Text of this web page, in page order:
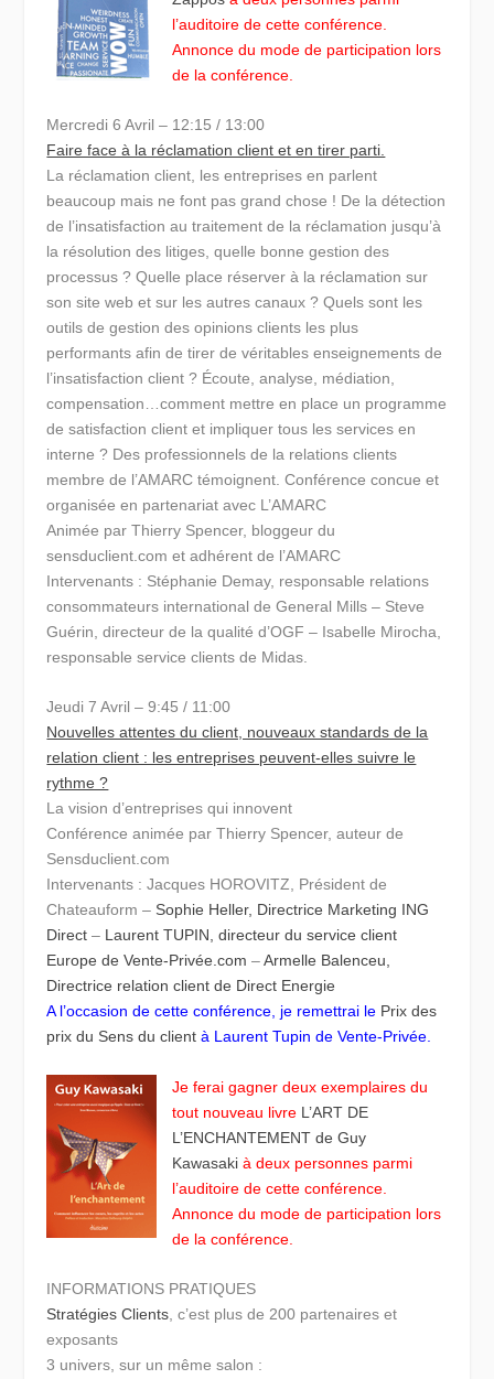
l’auditoire de cette conférence.
Annonce du mode de participation lors
de la conférence.
Mercredi 6 Avril – 12:15 / 13:00
Faire face à la réclamation client et en tirer parti.
La réclamation client, les entreprises en parlent
beaucoup mais ne font pas grand chose ! De la détection
de l’insatisfaction au traitement de la réclamation jusqu’à
la résolution des litiges, quelle bonne gestion des
processus ? Quelle place réserver à la réclamation sur
son site web et sur les autres canaux ? Quels sont les
outils de gestion des opinions clients les plus
performants afin de tirer de véritables enseignements de
l’insatisfaction client ? Écoute, analyse, médiation,
compensation…comment mettre en place un programme
de satisfaction client et impliquer tous les services en
interne ? Des professionnels de la relations clients
membre de l’AMARC témoignent. Conférence concue et
organisée en partenariat avec L’AMARC
Animée par Thierry Spencer, bloggeur du
sensduclient.com et adhérent de l’AMARC
Intervenants : Stéphanie Demay, responsable relations
consommateurs international de General Mills – Steve
Guérin, directeur de la qualité d’OGF – Isabelle Mirocha,
responsable service clients de Midas.
Jeudi 7 Avril – 9:45 / 11:00
Nouvelles attentes du client, nouveaux standards de la
relation client : les entreprises peuvent-elles suivre le
rythme ?
La vision d’entreprises qui innovent
Conférence animée par Thierry Spencer, auteur de
Sensduclient.com
Intervenants : Jacques HOROVITZ, Président de
Chateauform – Sophie Heller, Directrice Marketing ING
Direct – Laurent TUPIN, directeur du service client
Europe de Vente-Privée.com –Armelle Balenceu,
Directrice relation client de Direct Energie
A l’occasion de cette conférence, je remettrai le Prix des
prix du Sens du client à Laurent Tupin de Vente-Privée.
Je ferai gagner deux exemplaires du
tout nouveau livre L’ART DE
L’ENCHANTEMENT de Guy
Kawasaki à deux personnes parmi
l’auditoire de cette conférence.
Annonce du mode de participation lors
de la conférence.
INFORMATIONS PRATIQUES
Stratégies Clients , c’est plus de 200 partenaires et
exposants
3 univers, sur un même salon :